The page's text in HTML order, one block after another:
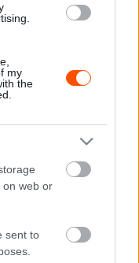
my
the
on web or
sent to
hogy ez megoldja-
hogy túl későn
No, nem a
Sokkal inkább
egy gyártó készít
Ennek ellenére
Az azonban nem
hogy 30 autó